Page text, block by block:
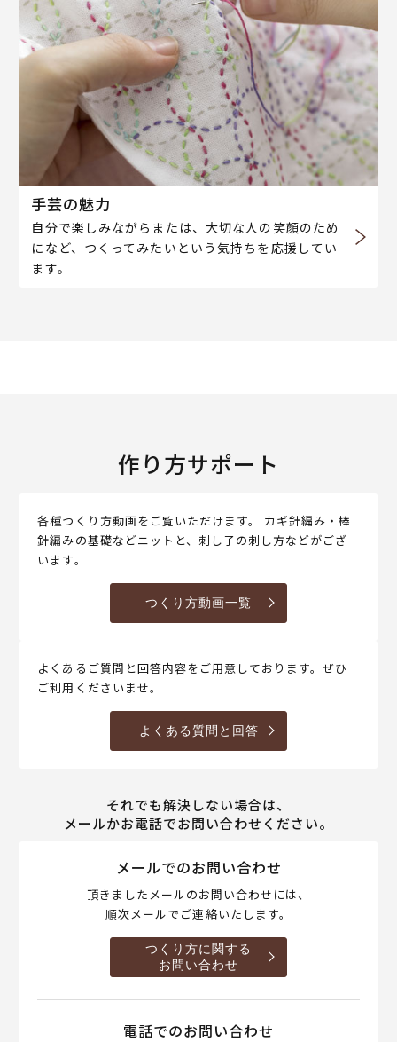
手芸の魅力
自分で楽しみながらまたは、大切な人の笑顔のため
になど、つくってみたいという気持ちを応援してい
ます。
作り方サポート
各種つくり方動画をご覧いただけます。 カギ針編み・棒
針編みの基礎などニットと、刺し子の刺し方などがござ
います。
つくり方動画一覧
よくあるご質問と回答内容をご用意しております。ぜひ
ご利用くださいませ。
よくある質問と回答
それでも解決しない場合は、
メールかお電話でお問い合わせください。
メールでのお問い合わせ
頂きましたメールのお問い合わせには、
順次メールでご連絡いたします。
つくり方に関する
お問い合わせ
電話でのお問い合わせ